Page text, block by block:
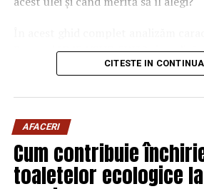
Ravenol VMP USVO 5W30 și
considerat unul dintre cele mai
Ravenol este un producător german
fondat în anul 1946 și recunoscut la
pentru dezvoltarea deuleiuri de
CITESTE IN
AFACERI
Cum contribuie
toaletelor ecologice